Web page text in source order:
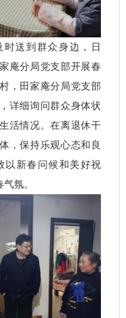
送到群众身边，日
庵分局党支部开展春
，田家庵分局党支部
详细询问群众身体状
活情况。在离退休干
，保持乐观心态和良
以新春问候和美好祝
氛。